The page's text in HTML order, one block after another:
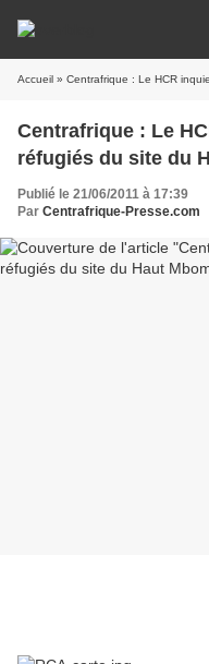
Accueil » Centrafrique : Le HCR
Centrafrique : Le
réfugiés du site du
Publié le 21/06/2011 à 17:39
Par Centrafrique-Presse.com